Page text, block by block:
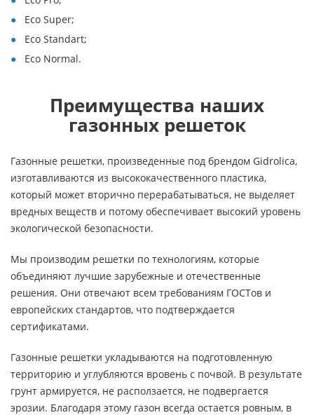
Eco Super;
Eco Standart;
Eco Normal.
Преимущества наших
газонных решеток
Газонные решетки, произведенные под брендом Gidrolica,
изготавливаются из высококачественного пластика,
который может вторично перерабатываться, не выделяет
вредных веществ и потому обеспечивает высокий уровень
экологической безопасности.
Мы производим решетки по технологиям, которые
объединяют лучшие зарубежные и отечественные
решения. Они отвечают всем требованиям ГОСТов и
европейских стандартов, что подтверждается
сертификатами.
Газонные решетки укладываются на подготовленную
территорию и углубляются вровень с почвой. В результате
грунт армируется, не расползается, не подвергается
эрозии. Благодаря этому газон всегда остается ровным, в